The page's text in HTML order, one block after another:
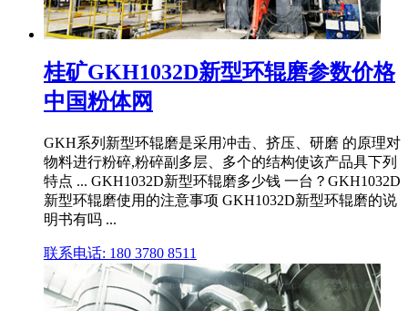
桂矿GKH1032D新型环辊磨参数价格
中国粉体网
GKH系列新型环辊磨是采用冲击、挤压、研磨 的原理对
物料进行粉碎,粉碎副多层、多个的结构使该产品具下列
特点 ... GKH1032D新型环辊磨多少钱 一台？GKH1032D
新型环辊磨使用的注意事项 GKH1032D新型环辊磨的说
明书有吗 ...
联系电话: 180 3780 8511